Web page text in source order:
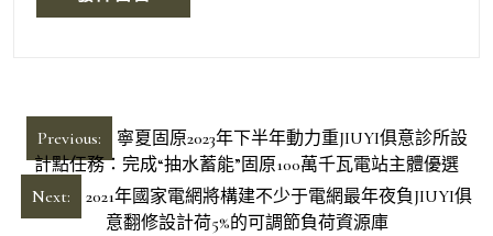
文
章
導
Previous:
寧夏固原2023年下半年動力重JIUYI俱意診所設
計點任務：完成“抽水蓄能”固原100萬千瓦電站主體優選
Next:
2021年國家電網將構建不少于電網最年夜負JIUYI俱
意翻修設計荷5%的可調節負荷資源庫